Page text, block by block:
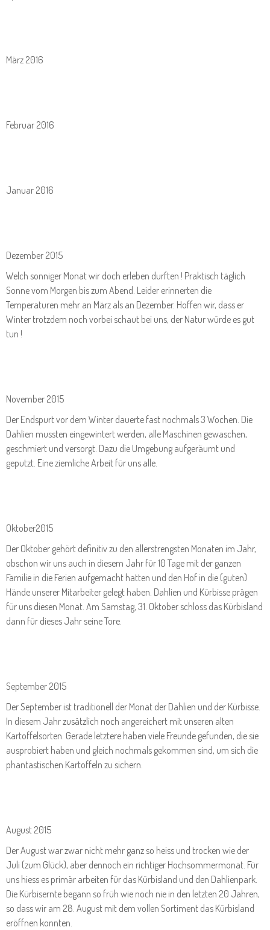
März 2016
Februar 2016
Januar 2016
Dezember 2015
Welch sonniger Monat wir doch erleben durften ! Praktisch täglich
Sonne vom Morgen bis zum Abend. Leider erinnerten die
Temperaturen mehr an März als an Dezember. Hoffen wir, dass er
Winter trotzdem noch vorbei schaut bei uns, der Natur würde es gut
tun !
November 2015
Der Endspurt vor dem Winter dauerte fast nochmals 3 Wochen. Die
Dahlien mussten eingewintert werden, alle Maschinen gewaschen,
geschmiert und versorgt. Dazu die Umgebung aufgeräumt und
geputzt. Eine ziemliche Arbeit für uns alle.
Oktober2015
Der Oktober gehört definitiv zu den allerstrengsten Monaten im Jahr,
obschon wir uns auch in diesem Jahr für 10 Tage mit der ganzen
Familie in die Ferien aufgemacht hatten und den Hof in die (guten)
Hände unserer Mitarbeiter gelegt haben. Dahlien und Kürbisse prägen
für uns diesen Monat. Am Samstag, 31. Oktober schloss das Kürbisland
dann für dieses Jahr seine Tore.
September 2015
Der September ist traditionell der Monat der Dahlien und der Kürbisse.
In diesem Jahr zusätzlich noch angereichert mit unseren alten
Kartoffelsorten. Gerade letztere haben viele Freunde gefunden, die sie
ausprobiert haben und gleich nochmals gekommen sind, um sich die
phantastischen Kartoffeln zu sichern.
August 2015
Der August war zwar nicht mehr ganz so heiss und trocken wie der
Juli (zum Glück), aber dennoch ein richtiger Hochsommermonat. Für
uns hiess es primär arbeiten für das Kürbisland und den Dahlienpark.
Die Kürbisernte begann so früh wie noch nie in den letzten 20 Jahren,
so dass wir am 28. August mit dem vollen Sortiment das Kürbisland
eröffnen konnten.